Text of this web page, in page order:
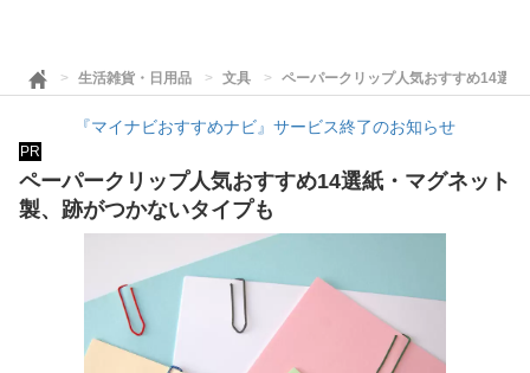
生活雑貨・日用品 文具 ペーパークリップ人気おすすめ14選
『マイナビおすすめナビ』サービス終了のお知らせ
PR
ペーパークリップ人気おすすめ14選紙・マグネット
製、跡がつかないタイプも